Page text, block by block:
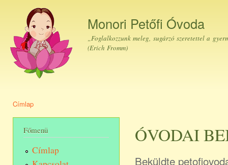
Monori Petőfi Óvoda
„Foglalkozzunk meleg, sugárzó szeretettel a
(Erich Fromm)
Címlap
Főmenü
Címlap
ÓVODAI
Beküldte